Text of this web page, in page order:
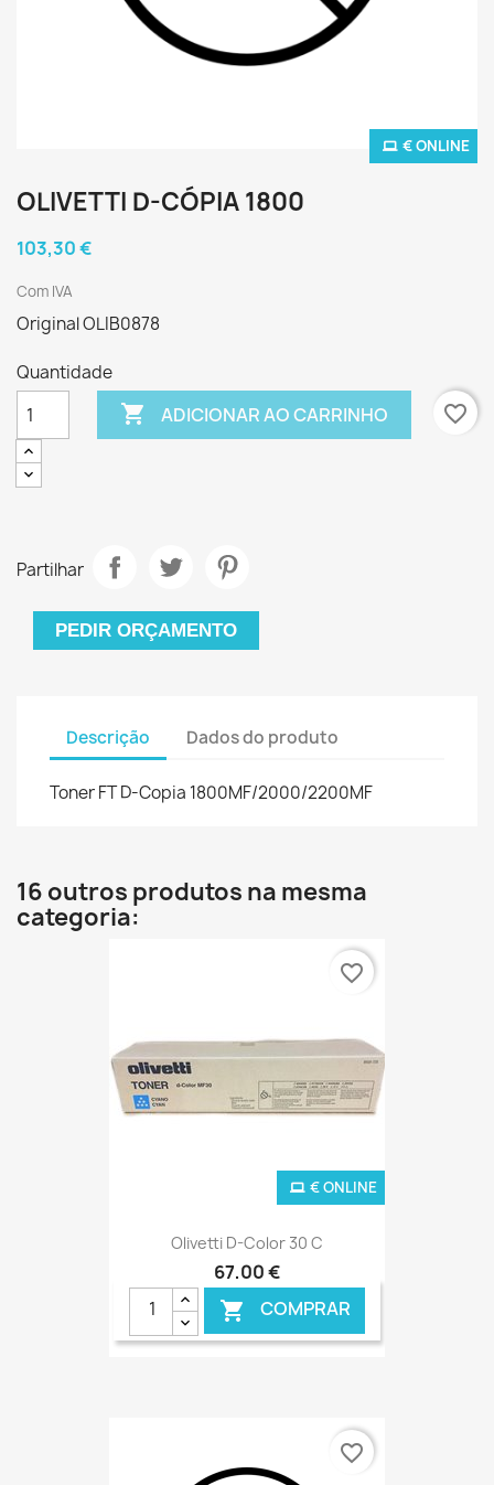
€ ONLINE
OLIVETTI D-CÓPIA 1800
103,30 €
Com IVA
Original OLIB0878
Quantidade
 ADICIONAR AO CARRINHO favorite_border
Partilhar
PEDIR ORÇAMENTO
Descrição Dados do produto
Toner FT D-Copia 1800MF/2000/2200MF
16 outros produtos na mesma
categoria:
Olivetti D-Color 30 C
67,00 €
 COMPRAR
€ ONLINE
favorite_border
favorite_border